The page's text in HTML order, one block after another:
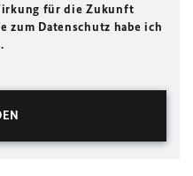
für die Zukunft
zum Datenschutz habe ich